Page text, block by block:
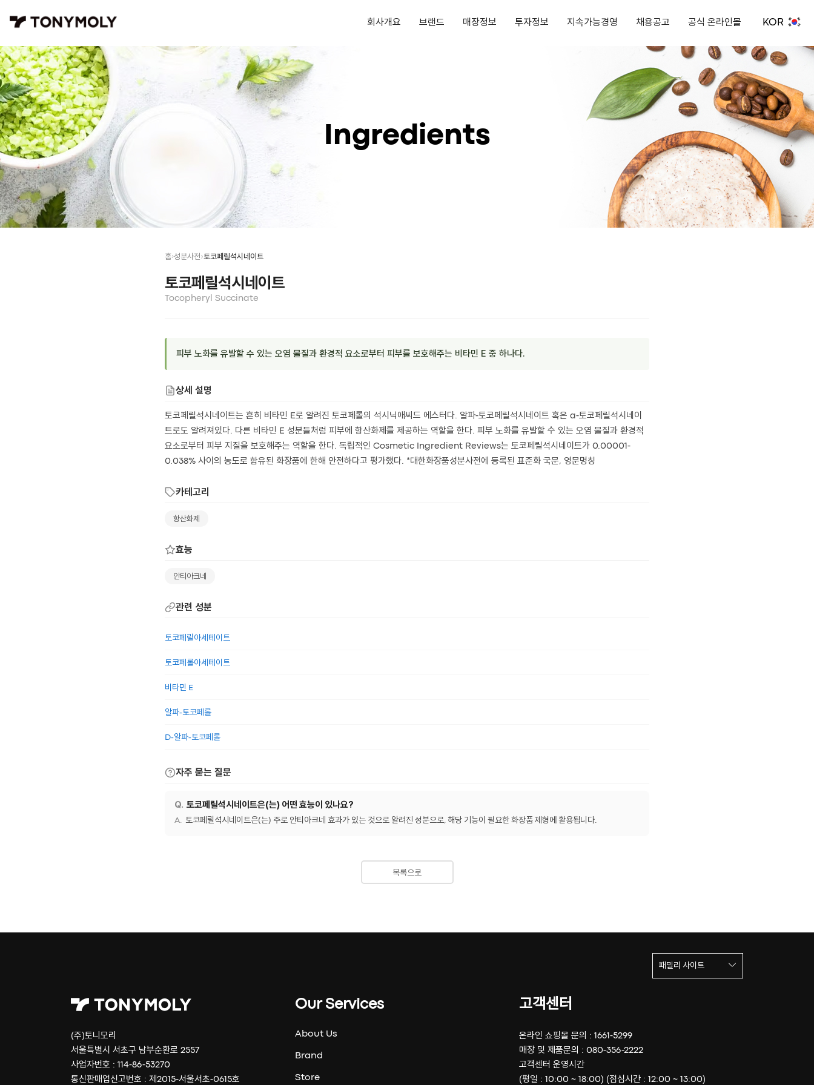
회사개요 브랜드 매장정보 투자정보 지속가능경영 채용공고 공식 온라인몰 KOR
Ingredients
홈 성분사전 토코페릴석시네이트
토코페릴석시네이트
Tocopheryl Succinate
피부 노화를 유발할 수 있는 오염 물질과 환경적 요소로부터 피부를 보호해주는 비타민 E 중 하나다.
상세 설명
토코페릴석시네이트는 흔히 비타민 E로 알려진 토코페롤의 석시닉애씨드 에스터다. 알파-토코페릴석시네이트 혹은 a-토코페릴석시네이
트로도 알려져있다. 다른 비타민 E 성분들처럼 피부에 항산화제를 제공하는 역할을 한다. 피부 노화를 유발할 수 있는 오염 물질과 환경적
요소로부터 피부 지질을 보호해주는 역할을 한다. 독립적인 Cosmetic Ingredient Reviews는 토코페릴석시네이트가 0.00001-
0.038% 사이의 농도로 함유된 화장품에 한해 안전하다고 평가했다. *대한화장품성분사전에 등록된 표준화 국문, 영문명칭
카테고리
항산화제
효능
안티아크네
관련 성분
토코페릴아세테이트
토코페롤아세테이트
비타민 E
알파-토코페롤
D-알파-토코페롤
자주 묻는 질문
토코페릴석시네이트은(는) 어떤 효능이 있나요?
토코페릴석시네이트은(는) 주로 안티아크네 효과가 있는 것으로 알려진 성분으로, 해당 기능이 필요한 화장품 제형에 활용됩니다.
목록으로
(주)토니모리
서울특별시 서초구 남부순환로 2557
사업자번호 : 114-86-53270
통신판매업신고번호 : 제2015-서울서초-0615호
Our Services
About Us
Brand
Store
고객센터
온라인 쇼핑몰 문의 : 1661-5299
매장 및 제품문의 : 080-356-2222
고객센터 운영시간
(평일 : 10:00 ~ 18:00) (점심시간 : 12:00 ~ 13:00)
패밀리 사이트